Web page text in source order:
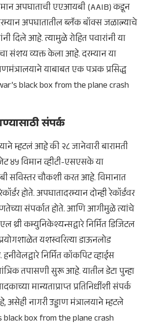
अपघाताची एएआयबी (AAIB) कडून
अपघातातील ब्लॅक बॉक्स जळाल्याचे
दिले आहे. त्यामुळे रोहित पवारांनी या
संशय व्यक्त केला आहे. दरम्यान या
याबाबत एक पत्रक प्रसिद्ध
black box from the plane crash
संपर्क
म्हटलं आहे की २८ जानेवारी बारामती
४५ विमान व्हीटी-एसएसके या
सविस्तर चौकशी करत आहे. विमानात
होते. अपघातादरम्यान दोन्ही रेकॉर्डवर
संपर्कात होते. आणि आगीमुळे त्यांचे
कम्युनिकेश्यन्सद्वारे निर्मित डिजिटल
यशस्वरित्या डाऊनलोड
निर्मित कॉकपिट व्हाईस
तपासणी सुरू आहे. यातील डेटा पुन्हा
मान्यताप्राप्त प्रतिनिधींशी संपर्क
नागरी उड्डाण मंत्रालयाने म्हटले
box from the plane crash